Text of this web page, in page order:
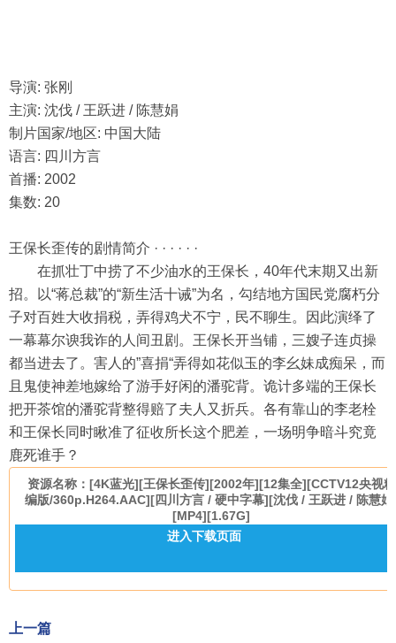
导演: 张刚
主演: 沈伐 / 王跃进 / 陈慧娟
制片国家/地区: 中国大陆
语言: 四川方言
首播: 2002
集数: 20
王保长歪传的剧情简介 · · · · · ·
在抓壮丁中捞了不少油水的王保长，40年代末期又出新
招。以“蒋总裁”的“新生活十诫”为名，勾结地方国民党腐朽分
子对百姓大收捐税，弄得鸡犬不宁，民不聊生。因此演绎了
一幕幕尔谀我诈的人间丑剧。王保长开当铺，三嫂子连贞操
都当进去了。害人的”喜捐“弄得如花似玉的李幺妹成痴呆，而
且鬼使神差地嫁给了游手好闲的潘驼背。诡计多端的王保长
把开茶馆的潘驼背整得赔了夫人又折兵。各有靠山的李老栓
和王保长同时瞅准了征收所长这个肥差，一场明争暗斗究竟
鹿死谁手？
资源名称：[4K蓝光][王保长歪传][2002年][12集全][CCTV12央视精
编版/360p.H264.AAC][四川方言 / 硬中字幕][沈伐 / 王跃进 / 陈慧
[MP4][1.67G]
进入下载页面
上一篇